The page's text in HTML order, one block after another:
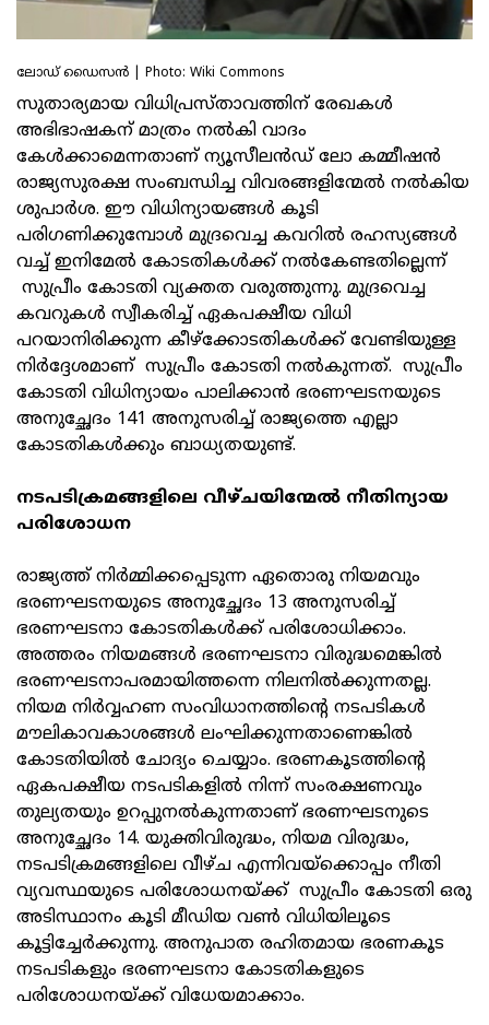
ലോഡ് ഡൈസൻ | Photo: Wiki Commons
സുതാര്യമായ വിധിപ്രസ്താവത്തിന് രേഖകള്‍
അഭിഭാഷകന് മാത്രം നല്‍കി വാദം
കേള്‍ക്കാമെന്നതാണ് ന്യൂസീലന്‍ഡ് ലോ കമ്മീഷന്‍
രാജ്യസുരക്ഷ സംബന്ധിച്ച വിവരങ്ങളിന്മേല്‍ നല്‍കിയ
ശുപാര്‍ശ. ഈ വിധിന്യായങ്ങള്‍ കൂടി
പരിഗണിക്കുമ്പോള്‍ മുദ്രവെച്ച കവറില്‍ രഹസ്യങ്ങള്‍
വച്ച് ഇനിമേല്‍ കോടതികള്‍ക്ക് നല്‍കേണ്ടതില്ലെന്ന്
സുപ്രീം കോടതി വ്യക്തത വരുത്തുന്നു. മുദ്രവെച്ച
കവറുകള്‍ സ്വീകരിച്ച് ഏകപക്ഷീയ വിധി
പറയാനിരിക്കുന്ന കീഴ്‌ക്കോടതികള്‍ക്ക് വേണ്ടിയുള്ള
നിര്‍ദ്ദേശമാണ് സുപ്രീം കോടതി നല്‍കുന്നത്. സുപ്രീം
കോടതി വിധിന്യായം പാലിക്കാന്‍ ഭരണഘടനയുടെ
അനുച്ഛേദം 141 അനുസരിച്ച് രാജ്യത്തെ എല്ലാ
കോടതികള്‍ക്കും ബാധ്യതയുണ്ട്.
നടപടിക്രമങ്ങളിലെ വീഴ്ചയിന്മേല്‍ നീതിന്യായ
പരിശോധന
രാജ്യത്ത് നിര്‍മ്മിക്കപ്പെടുന്ന ഏതൊരു നിയമവും
ഭരണഘടനയുടെ അനുച്ഛേദം 13 അനുസരിച്ച്
ഭരണഘടനാ കോടതികള്‍ക്ക് പരിശോധിക്കാം.
അത്തരം നിയമങ്ങള്‍ ഭരണഘടനാ വിരുദ്ധമെങ്കില്‍
ഭരണഘടനാപരമായിത്തന്നെ നിലനില്‍ക്കുന്നതല്ല.
നിയമ നിര്‍വ്വഹണ സംവിധാനത്തിന്റെ നടപടികള്‍
മൗലികാവകാശങ്ങള്‍ ലംഘിക്കുന്നതാണെങ്കില്‍
കോടതിയില്‍ ചോദ്യം ചെയ്യാം. ഭരണകൂടത്തിന്റെ
ഏകപക്ഷീയ നടപടികളില്‍ നിന്ന് സംരക്ഷണവും
തുല്യതയും ഉറപ്പുനല്‍കുന്നതാണ് ഭരണഘടനുടെ
അനുച്ഛേദം 14. യുക്തിവിരുദ്ധം, നിയമ വിരുദ്ധം,
നടപടിക്രമങ്ങളിലെ വീഴ്ച എന്നിവയ്‌ക്കൊപ്പം നീതി
വ്യവസ്ഥയുടെ പരിശോധനയ്ക്ക് സുപ്രീം കോടതി ഒരു
അടിസ്ഥാനം കൂടി മീഡിയ വണ്‍ വിധിയിലൂടെ
കൂട്ടിച്ചേര്‍ക്കുന്നു. അനുപാത രഹിതമായ ഭരണകൂട
നടപടികളും ഭരണഘടനാ കോടതികളുടെ
പരിശോധനയ്ക്ക് വിധേയമാക്കാം.